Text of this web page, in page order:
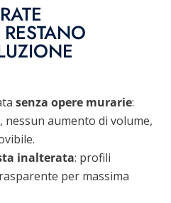
senza opere murarie:
nessun aumento di volume,
inalterata: profili
per massima